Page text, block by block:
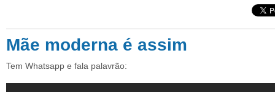
Mãe moderna é assim
Tem Whatsapp e fala palavrão: